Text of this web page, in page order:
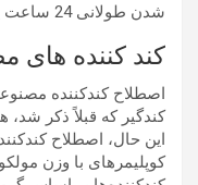
شدن طولانی 24 ساعت یا بیشتر مورد نظر است.
کند کننده های
اصطلاح کندکننده
کندگیر که قبلاً ذکر
این حال، اصطلاح
کوپلیمرهای با وزن